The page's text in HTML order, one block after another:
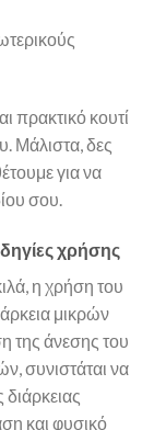
πρακτικό κουτί
Μάλιστα, δες
για να
σου.
χρήσης
η χρήση του
μικρών
της άνεσης του
συνιστάται να
διάρκειας
και φυσικό